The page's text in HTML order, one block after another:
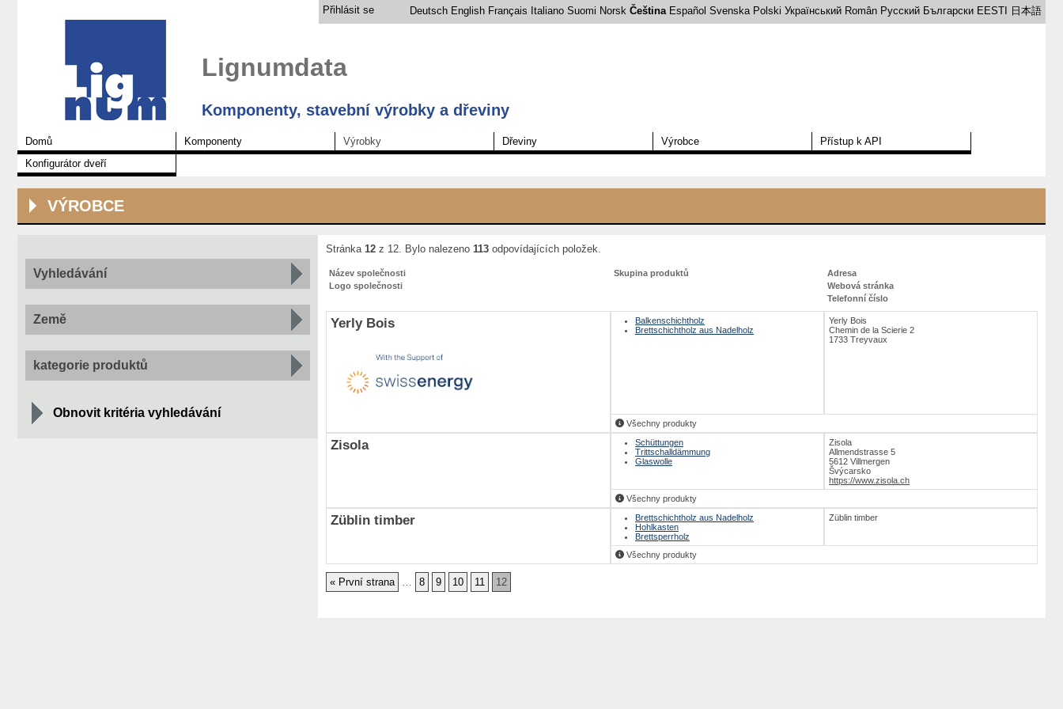
Deutsch English Français Italiano Suomi Norsk Čeština Español Svenska Polski Український Român Русский Български EESTI 日本語
Přihlásit se
Lignumdata
Komponenty, stavební výrobky a dřeviny
Domů Komponenty Výrobky Dřeviny Výrobce
Přístup k API
Konfigurátor dveří
VÝROBCE
Vyhledávání
Země
kategorie produktů
Obnovit kritéria vyhledávání
Stránka 12 z 12. Bylo nalezeno 113 odpovídajících položek.
Název společnosti Skupina produktů
Adresa
Logo společnosti
Webová stránka
Telefonní číslo
Yerly Bois
Balkenschichtholz
Brettschichtholz aus Nadelholz
Yerly Bois
Chemin de la Scierie 2
1733 Treyvaux
Všechny produkty
Zisola
Schüttungen
Trittschalldämmung
Glaswolle
Zisola
Allmendstrasse 5
5612 Villmergen
Švýcarsko
https://www.zisola.ch
Všechny produkty
Züblin timber
Brettschichtholz aus Nadelholz
Hohlkasten
Brettsperrholz
Züblin timber
Všechny produkty
« První strana … 8 9 10 11 12